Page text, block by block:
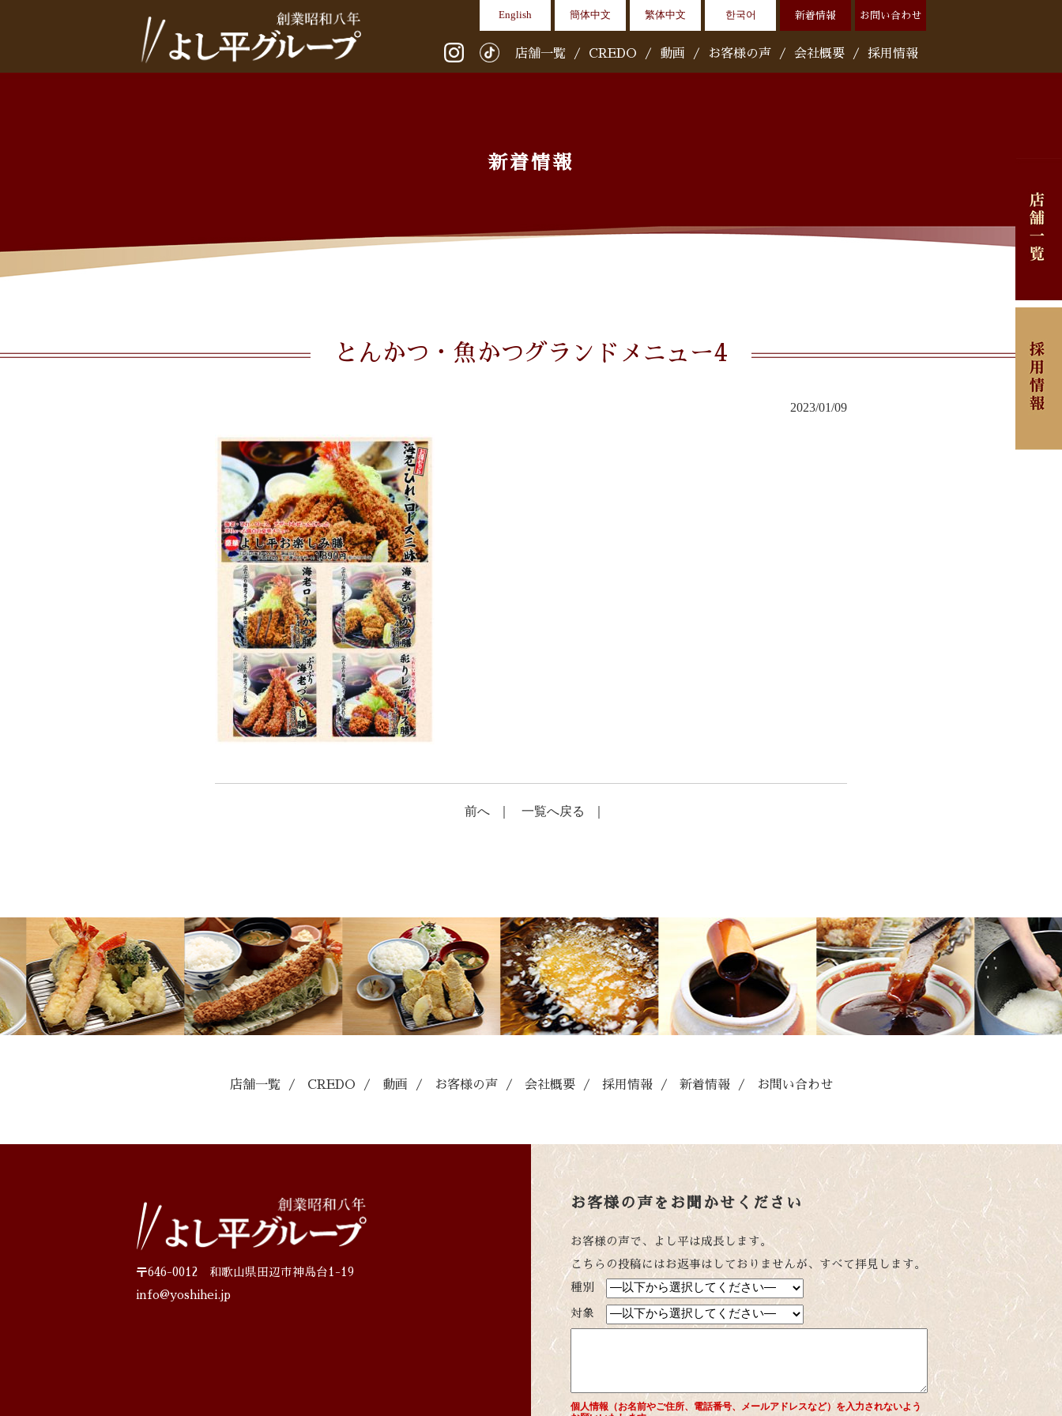
English 簡体中文 繁体中文 한국어 新着情報 お問い合わせ
店舗一覧 / CREDO / 動画 / お客様の声 / 会社概要 / 採用情報
新着情報
とんかつ・魚かつグランドメニュー4
2023/01/09
前へ 一覧へ戻る
店舗一覧 / CREDO / 動画 / お客様の声 / 会社概要 / 採用情報 / 新着情報 / お問い合わせ
〒646-0012 和歌山県田辺市神島台1-19
info@yoshihei.jp
お客様の声をお聞かせください
お客様の声で、よし平は成長します。
こちらの投稿にはお返事はしておりませんが、すべて拝見します。
種別
対象
個人情報（お名前やご住所、電話番号、メールアドレスなど）を入力されないよう